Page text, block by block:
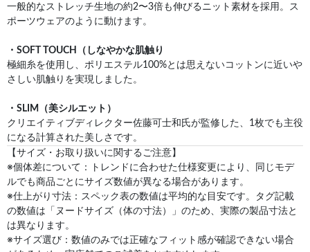
一般的なストレッチ生地の約2〜3倍も伸びるニット素材を採用。ス
ポーツウェアのように動けます。
・SOFT TOUCH（しなやかな肌触り
極細糸を使用し、ポリエステル100%とは思えないコットンに近いや
さしい肌触りを実現しました。
・SLIM（美シルエット）
クリエイティブディレクター佐藤可士和氏が監修した、1枚でも主役
になる計算された美しさです。
【サイズ・お取り扱いに関するご注意】
※個体差について：トレンドに合わせた仕様変更により、同じモデ
ルでも商品ごとにサイズ数値が異なる場合があります。
※仕上がり寸法：スペック表の数値は平均的な目安です。タグ記載
の数値は「ヌードサイズ（体の寸法）」のため、実際の製品寸法と
は異なります。
※サイズ選び：数値のみでは正確なフィット感が確認できない場合